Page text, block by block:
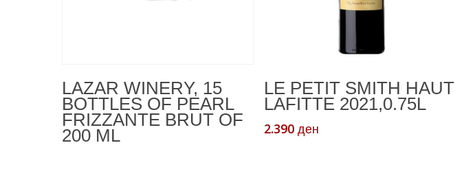
LAZAR WINERY, 15
BOTTLES OF PEARL
FRIZZANTE BRUT OF
200 ML
LE PETIT SMITH HAUT
LAFITTE 2021,0.75L
2.390ден